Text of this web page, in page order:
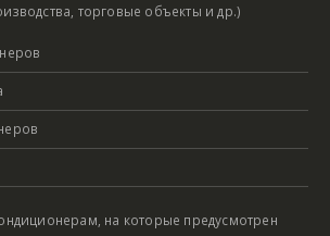
торговые объекты и др.)
на которые предусмотрен